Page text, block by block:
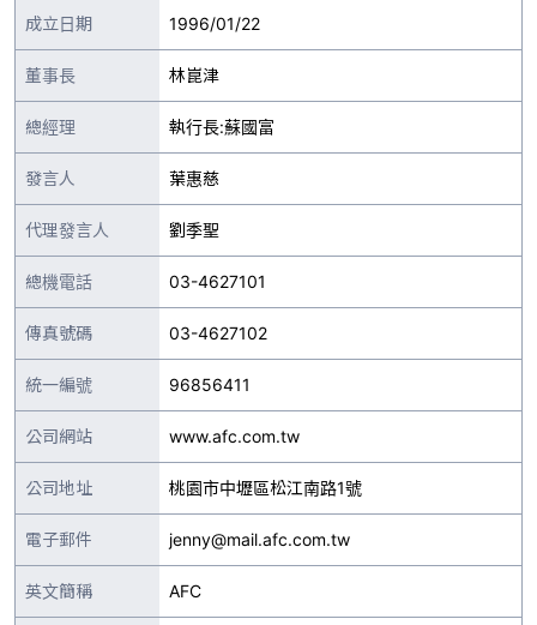
成立日期 1996/01/22
董事長 林崑津
總經理 執行長:蘇國富
發言人 葉惠慈
代理發言人 劉季聖
總機電話 03-4627101
傳真號碼 03-4627102
統一編號 96856411
公司網站 www.afc.com.tw
公司地址 桃園市中壢區松江南路1號
電子郵件 jenny@mail.afc.com.tw
英文簡稱 AFC